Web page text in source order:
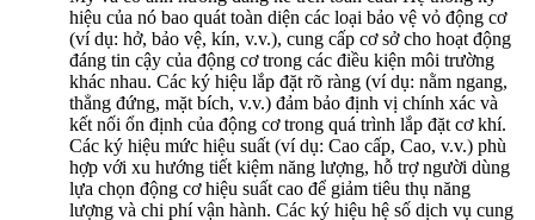
hiệu của nó bao quát toàn diện các loại bảo vệ vỏ động cơ
(ví dụ: hở, bảo vệ, kín, v.v.), cung cấp cơ sở cho hoạt động
đáng tin cậy của động cơ trong các điều kiện môi trường
khác nhau. Các ký hiệu lắp đặt rõ ràng (ví dụ: nằm ngang,
thẳng đứng, mặt bích, v.v.) đảm bảo định vị chính xác và
kết nối ổn định của động cơ trong quá trình lắp đặt cơ khí.
Các ký hiệu mức hiệu suất (ví dụ: Cao cấp, Cao, v.v.) phù
hợp với xu hướng tiết kiệm năng lượng, hỗ trợ người dùng
lựa chọn động cơ hiệu suất cao để giảm tiêu thụ năng
lượng và chi phí vận hành. Các ký hiệu hệ số dịch vụ cung